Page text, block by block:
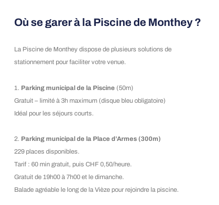
Où se garer à la Piscine de Monthey ?
La Piscine de Monthey dispose de plusieurs solutions de
stationnement pour faciliter votre venue.
1. Parking municipal de la Piscine (50m)
Gratuit – limité à 3h maximum (disque bleu obligatoire)
Idéal pour les séjours courts.
2. Parking municipal de la Place d’Armes (300m)
229 places disponibles.
Tarif : 60 min gratuit, puis CHF 0,50/heure.
Gratuit de 19h00 à 7h00 et le dimanche.
Balade agréable le long de la Vièze pour rejoindre la piscine.